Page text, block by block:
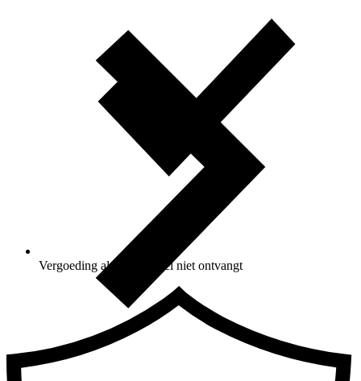
Vergoeding als je je artikel niet ontvangt